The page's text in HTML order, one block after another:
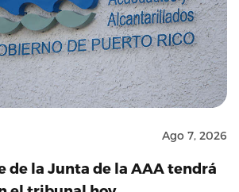
Ago 7, 2026
de la Junta de la AAA tendrá